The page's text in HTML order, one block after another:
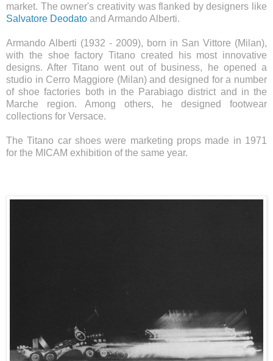
market. The owner's creativity was flanked by designers like
Salvatore Deodato and Armando Alberti.
Armando Alberti (1932 - 2009), born in San Vittore (Milan),
with the shoe factory Titano created his most innovative
designs. After Titano went out of business, he opened a
studio in Cerro Maggiore (Milan) and designed for a number
of shoe factories both in the Parabiago district and in the
Marche region. Among others, he designed footwear
collections for Versace.
The Titano car shoes were marketing props made in 1971
for the MICAM exhibition of the same year.